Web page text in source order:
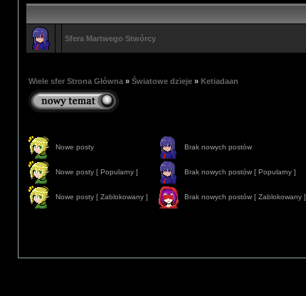
Sfera Martwego Stwórcy
Wiele sfer Strona Główna» Światowe dzieje» Ketiadaan
Nowe posty Brak nowych postów
Nowe posty [ Popularny ] Brak nowych postów [ Popularny ]
Nowe posty [ Zablokowany ] Brak nowych postów [ Zablokowany ]